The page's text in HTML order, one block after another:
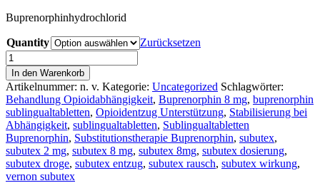
Buprenorphinhydrochlorid
Quantity
Zurücksetzen
Subutex
8
mg
(Sublingualtabletten)
Menge
In den Warenkorb
Artikelnummer: n. v. Kategorie: Uncategorized Schlagwörter:
Behandlung Opioidabhängigkeit, Buprenorphin 8 mg, buprenorphin
sublingualtabletten, Opioidentzug Unterstützung, Stabilisierung bei
Abhängigkeit, sublingualtabletten, Sublingualtabletten
Buprenorphin, Substitutionstherapie Buprenorphin, subutex,
subutex 2 mg, subutex 8 mg, subutex 8mg, subutex dosierung,
subutex droge, subutex entzug, subutex rausch, subutex wirkung,
vernon subutex